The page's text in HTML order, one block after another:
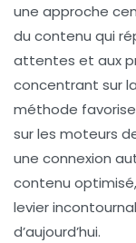
une approche
du contenu qui
attentes et aux
concentrant sur
méthode
sur les moteurs
une connexion
contenu
levier
d’aujourd’hui.